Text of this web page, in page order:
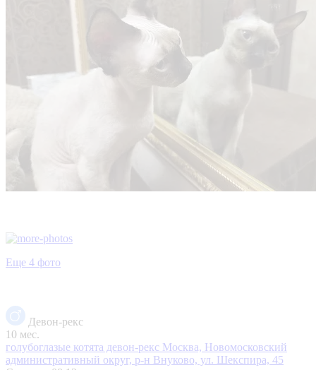
Еще 4 фото
Девон-рекс
10 мес.
голубоглазые котята девон-рекс Москва, Новомосковский
административный округ, р-н Внуково, ул. Шекспира, 45